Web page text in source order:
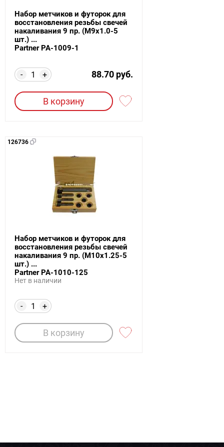
Набор метчиков и футорок для
восстановления резьбы свечей
накаливания 9 пр. (M9x1.0-5
шт.) ...
Partner PA-1009-1
+
- 88.70 руб.
В корзину
126736
Набор метчиков и футорок для
восстановления резьбы свечей
накаливания 9 пр. (M10x1.25-5
шт.) ...
Partner PA-1010-125
Нет в наличии
+
-
В корзину